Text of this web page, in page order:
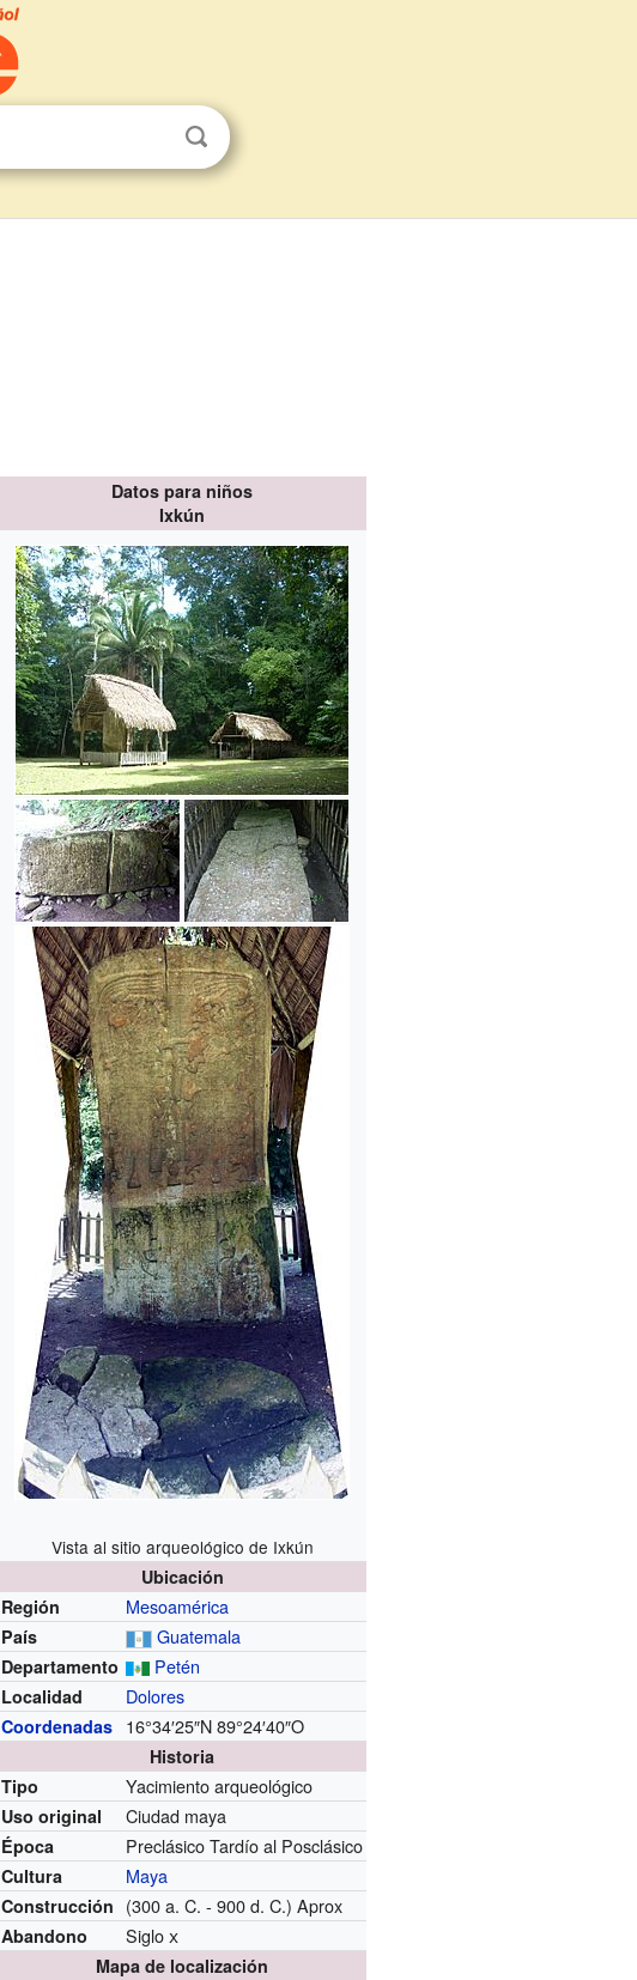
Datos para niños
Ixkún
Vista al sitio arqueológico de Ixkún
Ubicación
Región
Mesoamérica
País Guatemala
Departamento Petén
Localidad Dolores
Coordenadas 16°34′25″N 89°24′40″O
Historia
Tipo
Yacimiento arqueológico
Uso original Ciudad maya
Época Preclásico Tardío al Posclásico
Cultura Maya
Construcción (300 a. C. - 900 d. C.) Aprox
Abandono Siglox
Mapa de localización